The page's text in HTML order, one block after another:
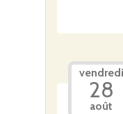
vendredi
28
août